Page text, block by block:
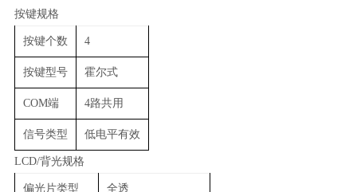
按键规格
按键个数 4
按键型号 霍尔式
COM端 4路共用
信号类型 低电平有效
LCD/背光规格
偏光片类型 全透